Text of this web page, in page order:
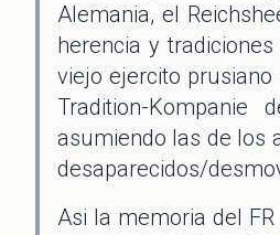
Alemania, el
herencia y
viejo ejercito
Tradition-Kompanie
asumiendo las de los
desaparecidos/
Asi la memoria del